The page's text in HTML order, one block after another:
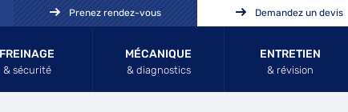
FREINAGE
& sécurité
MÉCANIQUE
& diagnostics
ENTRETIEN
& révision
Prenez rendez-vous Demandez un devis